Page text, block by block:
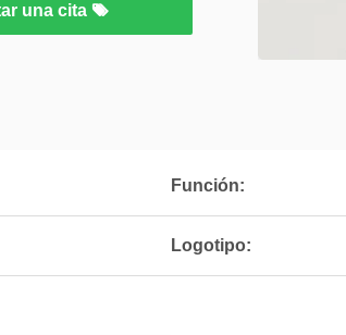
una cita
Función:
Logotipo: